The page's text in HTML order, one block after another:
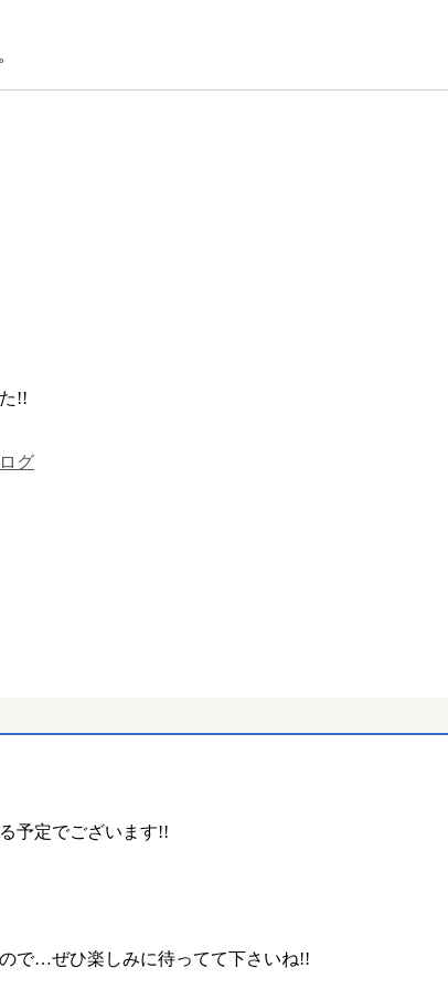
!!
グ
予定でございます!!
で…ぜひ楽しみに待ってて下さいね!!